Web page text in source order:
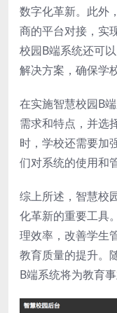
数字化革新。此外
商的平台对接，实
校园B端系统还可
解决方案，确保学
在实施智慧校园B
需求和特点，并选
时，学校还需要加
们对系统的使用和
综上所述，智慧校
化革新的重要工具
理效率，改善学生
教育质量的提升。
B端系统将为教育